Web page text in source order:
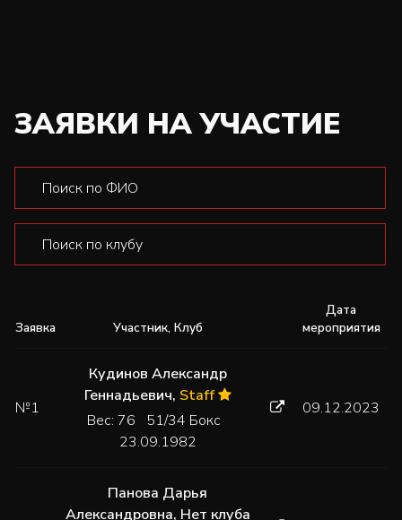
ЗАЯВКИ НА УЧАСТИЕ
Заявка Участник, Клуб
Дата
мероприятия
№1
Кудинов Александр
Геннадьевич, Staff
Вес: 76 51/34 Бокс
23.09.1982
09.12.2023
Панова Дарья
Александровна, Нет клуба